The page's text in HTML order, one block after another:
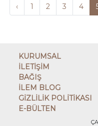
‹ 1 2 3 4
KURUMSAL
İLETİŞİM
BAĞIŞ
İLEM BLOG
GİZLİLİK POLİTİKASI
E-BÜLTEN